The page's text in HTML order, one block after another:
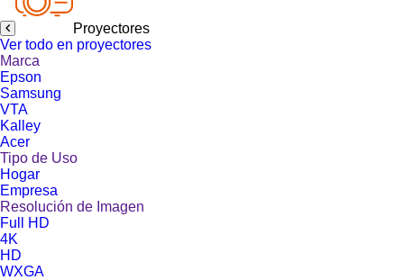
Proyectores
Ver todo en proyectores
Marca
Epson
Samsung
VTA
Kalley
Acer
Tipo de Uso
Hogar
Empresa
Resolución de Imagen
Full HD
4K
HD
WXGA